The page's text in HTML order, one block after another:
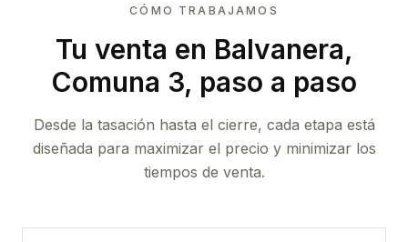
CÓMO TRABAJAMOS
Tu venta en Balvanera,
Comuna 3, paso a paso
Desde la tasación hasta el cierre, cada etapa está
diseñada para maximizar el precio y minimizar los
tiempos de venta.